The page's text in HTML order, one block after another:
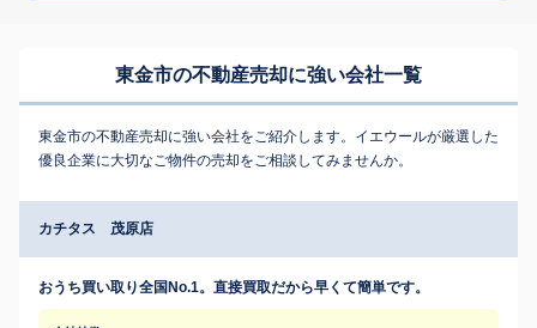
東金市の不動産売却に強い会社一覧
東金市の不動産売却に強い会社をご紹介します。イエウールが厳選した
優良企業に大切なご物件の売却をご相談してみませんか。
カチタス 茂原店
おうち買い取り全国No.1。直接買取だから早くて簡単です。